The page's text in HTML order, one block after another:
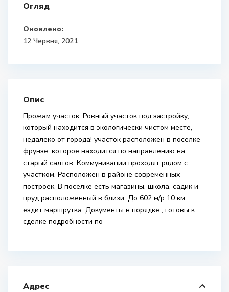
Огляд
Оновлено:
12 Червня, 2021
Опис
Прожам участок. Ровный участок под застройку,
который находится в экологически чистом месте,
недалеко от города! участок расположен в посёлке
фрунзе, которое находится по направлению на
старый салтов. Коммуникации проходят рядом с
участком. Расположен в районе современных
построек. В посёлке есть магазины, школа, садик и
пруд расположенный в близи. До 602 м/р 10 км,
ездит маршрутка. Документы в порядке , готовы к
сделке подробности по
Адрес